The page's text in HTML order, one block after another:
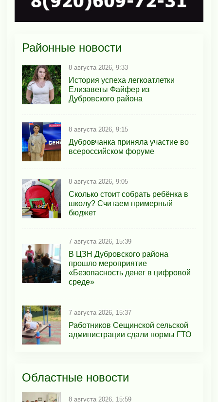
Районные новости
8 августа 2026, 9:33
История успеха легкоатлетки
Елизаветы Файфер из
Дубровского района
8 августа 2026, 9:15
Дубровчанка приняла участие во
всероссийском форуме
8 августа 2026, 9:05
Сколько стоит собрать ребёнка в
школу? Считаем примерный
бюджет
7 августа 2026, 15:39
В ЦЗН Дубровского района
прошло мероприятие
«Безопасность денег в цифровой
среде»
7 августа 2026, 15:37
Работников Сещинской сельской
администрации сдали нормы ГТО
Областные новости
8 августа 2026, 15:59